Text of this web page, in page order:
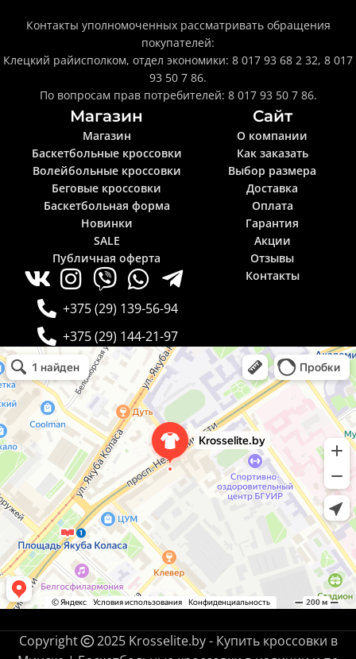
Контакты уполномоченных рассматривать обращения
покупателей:
Клецкий райисполком, отдел экономики: 8 017 93 68 2 32, 8 017
93 50 7 86.
По вопросам прав потребителей: 8 017 93 50 7 86.
Магазин
Магазин
Баскетбольные кроссовки
Волейбольные кроссовки
Беговые кроссовки
Баскетбольная форма
Новинки
SALE
Публичная оферта
+375 (29) 139-56-94
+375 (29) 144-21-97
Сайт
О компании
Как заказать
Выбор размера
Доставка
Оплата
Гарантия
Акции
Отзывы
Контакты
Krosselite.by
Информационный интернет-сайт в Минске
Copyright
2025 Krosselite.by - Купить кроссовки в